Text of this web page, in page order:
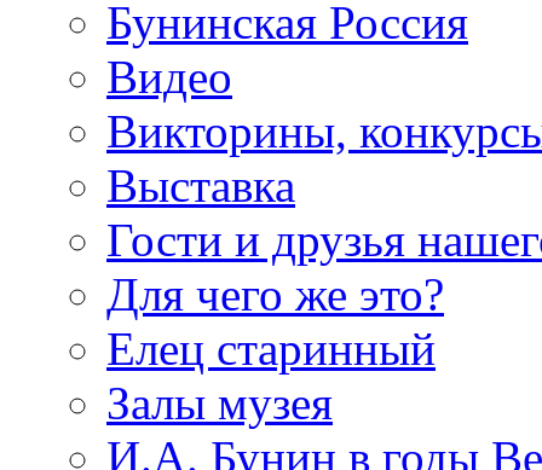
Бунинская Россия
Видео
Викторины,
Выставка
Гости и друзья
Для чего же это?
Елец старинный
Залы музея
И.А. Бунин в годы